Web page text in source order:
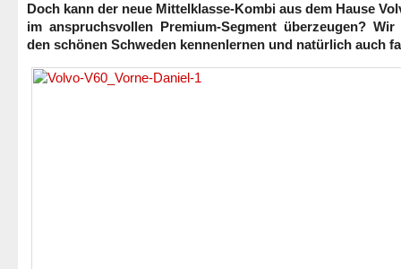
Doch kann der neue Mittelklasse-Kombi aus dem Hause
im anspruchsvollen Premium-Segment überzeugen? Wir
den schönen Schweden kennenlernen und natürlich auch